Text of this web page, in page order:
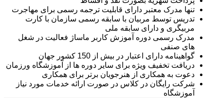
تنها مدرک معتبر دارای قابلیت ترجمه رسمی برای مهاجرت
تدریس توسط مربیان با سابقه رسمی سازمان با کارت
مربیگری و دارای سابقه ملی
مدرک رسمی دوره آموزش کاربر ماساژ فعالیت در شغل
های صنفی
گواهینامه دارای اعتبار در بیش از 150 کشور جهان
دریافت تخفیف ویژه برای سایر دوره ها از آموزشگاه ورزمان
دعوت به همکاری از هنرجویان برتر برای همکاری
شرکت رایگان در کلاس در صورت ارائه خدمات مورد نیاز
آموزشگاه